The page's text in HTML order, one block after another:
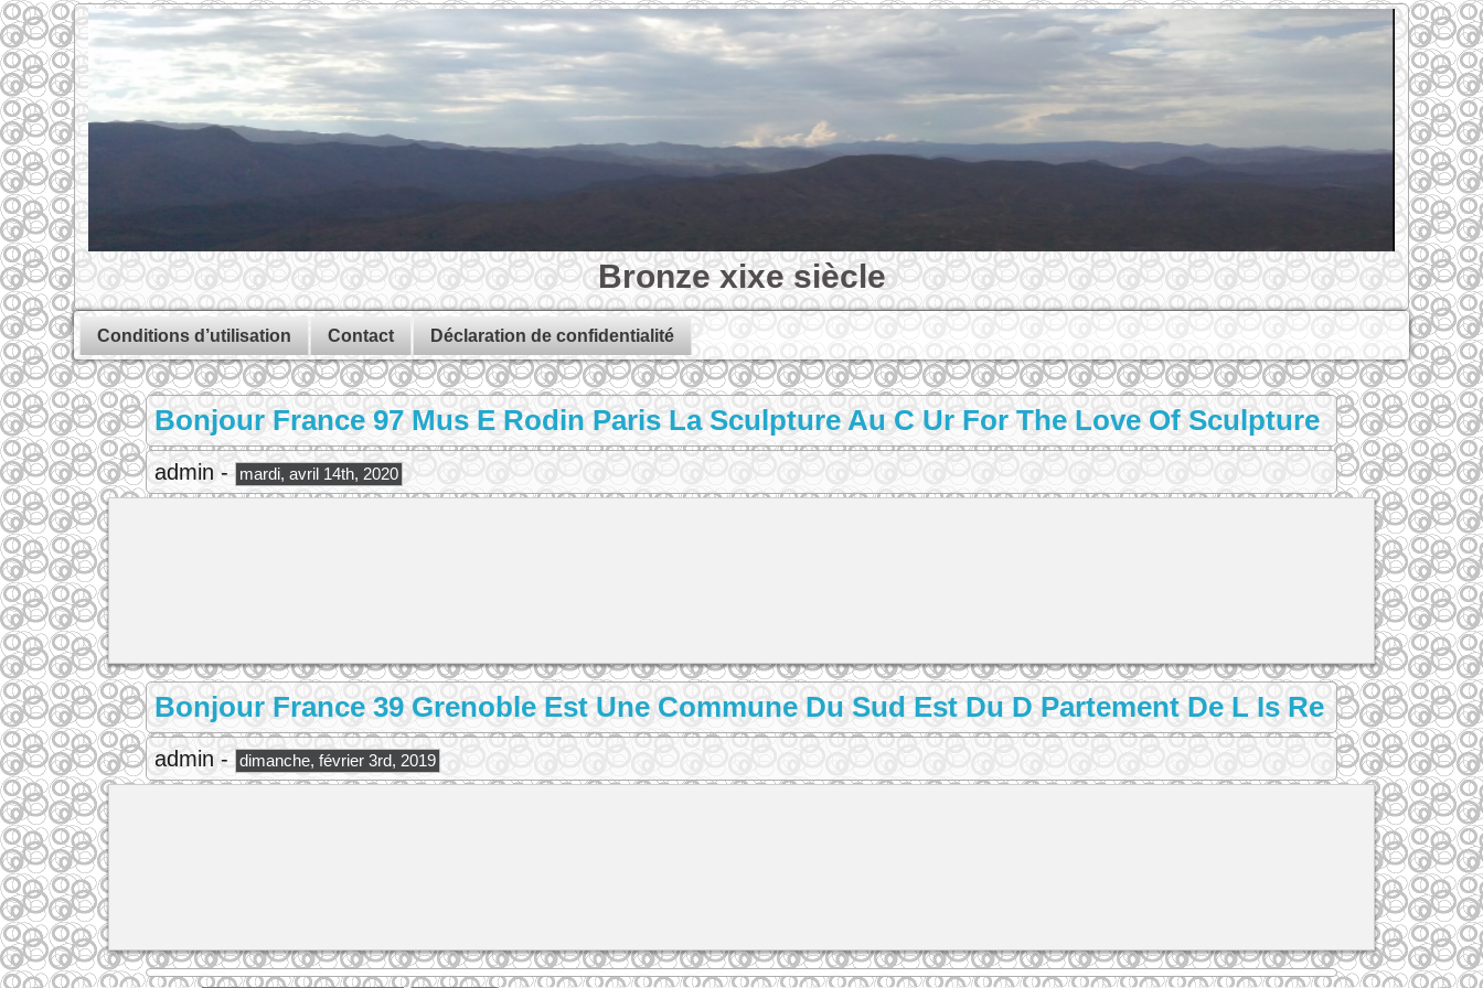
Bronze xixe siècle
Conditions d’utilisation Contact Déclaration de confidentialité
Bonjour France 97 Mus E Rodin Paris La Sculpture Au C Ur For The Love Of Sculpture
admin - mardi, avril 14th, 2020
Bonjour France 39 Grenoble Est Une Commune Du Sud Est Du D Partement De L Is Re
admin - dimanche, février 3rd, 2019